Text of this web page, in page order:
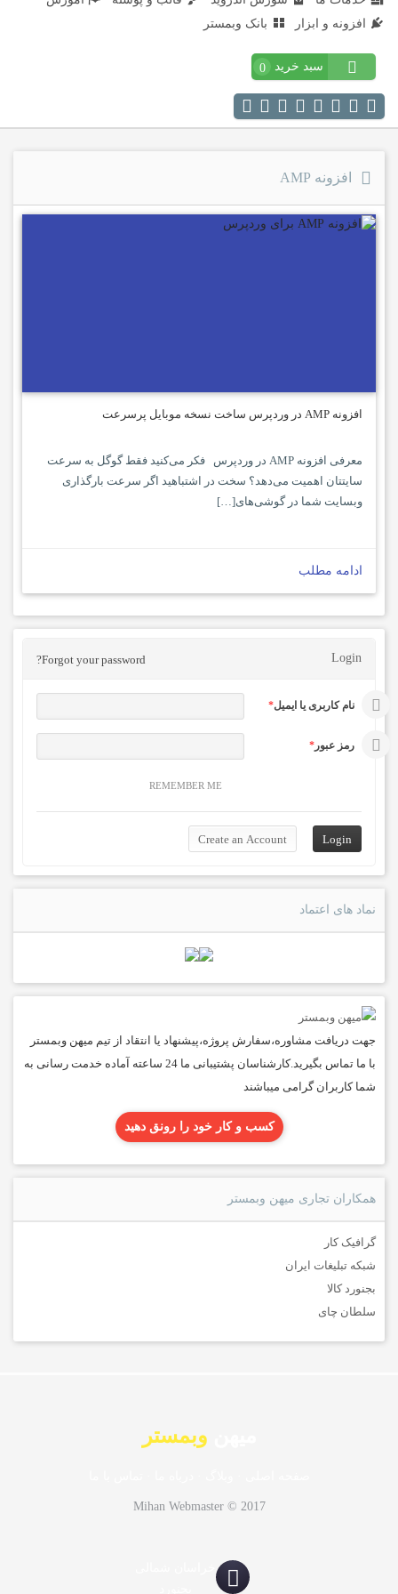
افزونه و ابزار
بانک وبمستر
سبد خرید 0
افزونه AMP
افزونه AMP در وردپرس ساخت نسخه موبایل پرسرعت
معرفی افزونه AMP در وردپرس فکر می‌کنید فقط گوگل به سرعت
سایتتان اهمیت می‌دهد؟ سخت در اشتباهید اگر سرعت بارگذاری
وبسایت شما در گوشی‌های[…]
ادامه مطلب
Login
Forgot your password?
نام کاربری یا ایمیل*
رمز عبور *
REMEMBER ME
نماد های اعتماد
جهت دریافت مشاوره،سفارش پروژه،پیشنهاد یا انتقاد از تیم میهن وبمستر
با ما تماس بگیرید.کارشناسان پشتیبانی ما 24 ساعته آماده خدمت رسانی به
شما کاربران گرامی میباشند
کسب و کار خود را رونق دهید
همکاران تجاری میهن وبمستر
گرافیک کار
شبکه تبلیغات ایران
بجنورد کالا
سلطان چای
وبمستر
Mihan Webmaster © 2017